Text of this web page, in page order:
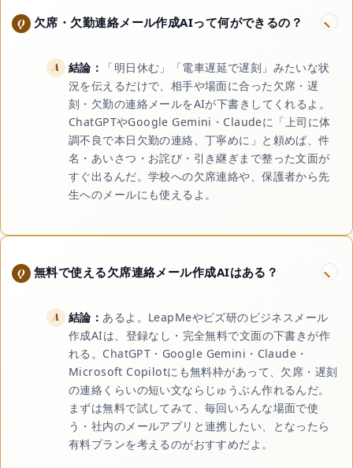
欠席・欠勤連絡メール作成AIって何ができるの？
結論：
「明日休む」「電車遅延で遅刻」みたいな状
況を伝えるだけで、相手や場面に合った欠席・遅
刻・欠勤の連絡メールをAIが下書きしてくれるよ。
ChatGPTやGoogle Gemini・Claudeに「上司に体
調不良で本日欠勤の連絡、丁寧めに」と頼めば、件
名・あいさつ・お詫び・引き継ぎまで整った文面が
すぐ出るんだ。学校への欠席連絡や、保護者から先
生へのメールにも使えるよ。
無料で使える欠席連絡メール作成AIはある？
結論： あるよ。LeapMeやビズ研のビジネスメール
作成AIは、登録なし・完全無料で文面の下書きが作
れる。ChatGPT・Google Gemini・Claude・
Microsoft Copilotにも無料枠があって、欠席・遅刻
の連絡くらいの短い文ならじゅうぶん作れるんだ。
まずは無料で試してみて、毎回いろんな場面で使
う・社内のメールアプリと連携したい、となったら
有料プランを考えるのがおすすめだよ。